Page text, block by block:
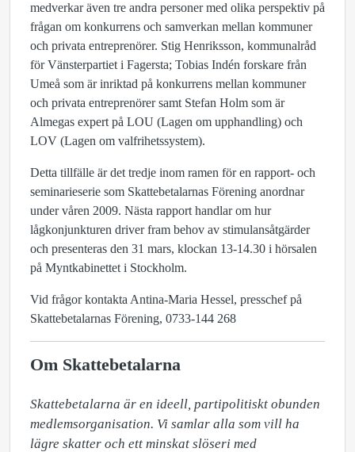
medverkar även tre andra personer med olika perspektiv på
frågan om konkurrens och samverkan mellan kommuner
och privata entreprenörer. Stig Henriksson, kommunalråd
för Vänsterpartiet i Fagersta; Tobias Indén forskare från
Umeå som är inriktad på konkurrens mellan kommuner
och privata entreprenörer samt Stefan Holm som är
Almegas expert på LOU (Lagen om upphandling) och
LOV (Lagen om valfrihetssystem).
Detta tillfälle är det tredje inom ramen för en rapport- och
seminarieserie som Skattebetalarnas Förening anordnar
under våren 2009. Nästa rapport handlar om hur
lågkonjunkturen driver fram behov av stimulansåtgärder
och presenteras den 31 mars, klockan 13-14.30 i hörsalen
på Myntkabinettet i Stockholm.
Vid frågor kontakta Antina-Maria Hessel, presschef på
Skattebetalarnas Förening, 0733-144 268
Om Skattebetalarna
Skattebetalarna är en ideell, partipolitiskt obunden
medlemsorganisation. Vi samlar alla som vill ha
lägre skatter och ett minskat slöseri med